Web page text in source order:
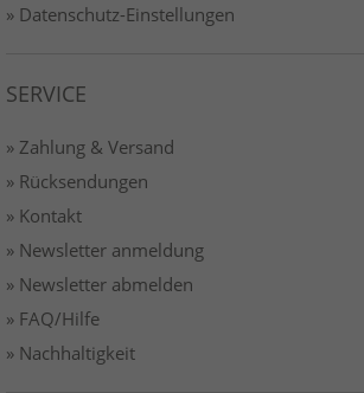
» Datenschutz-Einstellungen
SERVICE
» Zahlung & Versand
» Rücksendungen
» Kontakt
» Newsletter anmeldung
» Newsletter abmelden
» FAQ/Hilfe
» Nachhaltigkeit